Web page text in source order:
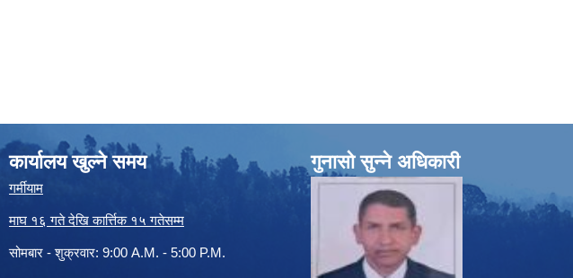
कार्यालय खुल्ने समय
गर्मीयाम
माघ १६ गते देखि कार्त्तिक १५ गतेसम्म
सोमबार - शुक्रवार: 9:00 A.M. - 5:00 P.M.
गुनासो सुन्ने अधिकारी